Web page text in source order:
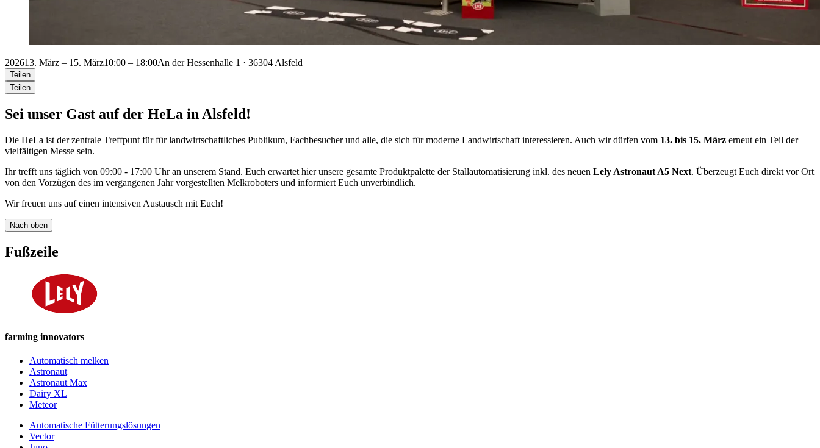
202613. März – 15. März10:00 – 18:00An der Hessenhalle 1 · 36304 Alsfeld
Teilen
Teilen
Sei unser Gast auf der HeLa in Alsfeld!
Die HeLa ist der zentrale Treffpunt für für landwirtschaftliches Publikum, Fachbesucher und alle, die sich für moderne Landwirtschaft interessieren. Auch wir dürfen vom 13. bis 15. März erneut ein Teil der
vielfältigen Messe sein.
Ihr trefft uns täglich von 09:00 - 17:00 Uhr an unserem Stand. Euch erwartet hier unsere gesamte Produktpalette der Stallautomatisierung inkl. des neuen Lely Astronaut A5 Next. Überzeugt Euch direkt vor Ort
von den Vorzügen des im vergangenen Jahr vorgestellten Melkroboters und informiert Euch unverbindlich.
Wir freuen uns auf einen intensiven Austausch mit Euch!
Nach oben
Fußzeile
farming innovators
Automatisch melken
Astronaut
Astronaut Max
Dairy XL
Meteor
Automatische Fütterungslösungen
Vector